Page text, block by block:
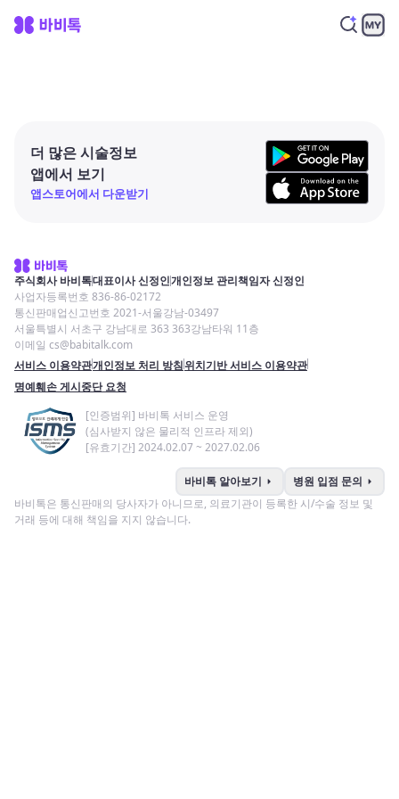
더 많은 시술정보
앱에서 보기
앱스토어에서 다운받기
주식회사 바비톡대표이사 신정인개인정보 관리책임자 신정인
사업자등록번호 836-86-02172
통신판매업신고번호 2021-서울강남-03497
서울특별시 서초구 강남대로 363 363강남타워 11층
이메일 cs@babitalk.com
서비스 이용약관개인정보 처리 방침위치기반 서비스 이용약관
명예훼손 게시중단 요청
[인증범위] 바비톡 서비스 운영
(심사받지 않은 물리적 인프라 제외)
[유효기간] 2024.02.07 ~ 2027.02.06
바비톡 알아보기 arrow_right 병원 입점 문의 arrow_right
바비톡은 통신판매의 당사자가 아니므로, 의료기관이 등록한 시/수술 정보 및
거래 등에 대해 책임을 지지 않습니다.